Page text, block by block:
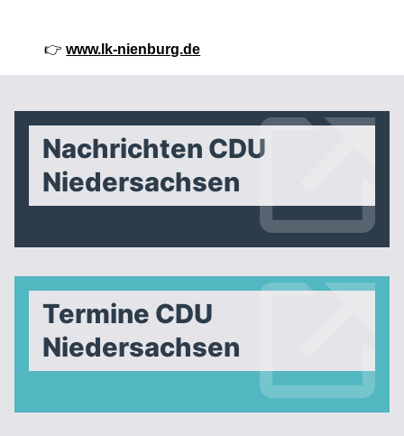
👉www.lk-nienburg.de
Nachrichten CDU
Niedersachsen
Termine CDU
Niedersachsen